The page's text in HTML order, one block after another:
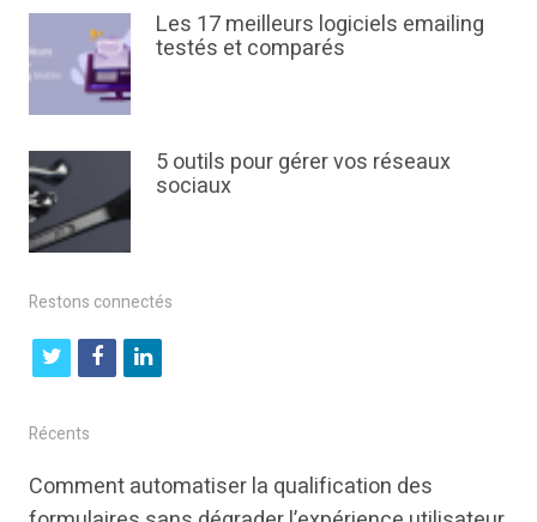
Les 17 meilleurs logiciels emailing
testés et comparés
5 outils pour gérer vos réseaux
sociaux
Restons connectés
t
i
t
f
b
l
k
e
Récents
Comment automatiser la qualification des